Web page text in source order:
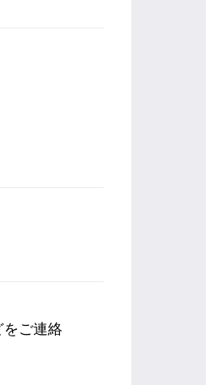
をご連絡